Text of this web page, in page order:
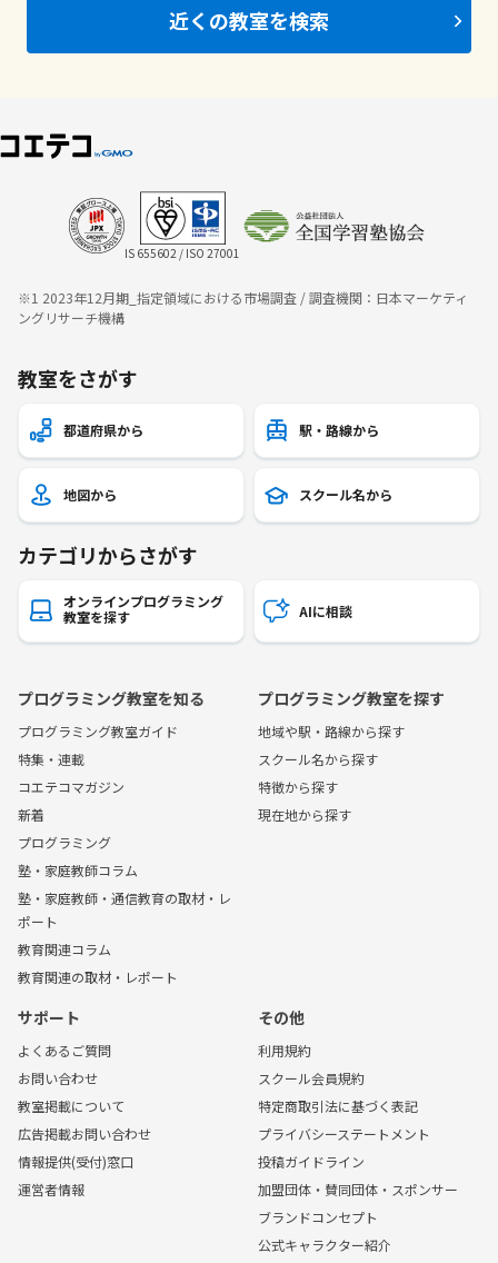
近くの教室を検索
IS 655602 / ISO 27001
※1 2023年12月期_指定領域における市場調査 / 調査機関：日本マーケティ
ングリサーチ機構
教室をさがす
都道府県から 駅・路線から
地図から スクール名から
カテゴリからさがす
オンラインプログラミング
教室を探す
AIに相談
プログラミング教室を知る
プログラミング教室ガイド
特集・連載
コエテコマガジン
新着
プログラミング
塾・家庭教師コラム
塾・家庭教師・通信教育の取材・レ
ポート
教育関連コラム
教育関連の取材・レポート
プログラミング教室を探す
地域や駅・路線から探す
スクール名から探す
特徴から探す
現在地から探す
サポート
よくあるご質問
お問い合わせ
教室掲載について
広告掲載お問い合わせ
情報提供(受付)窓口
運営者情報
その他
利用規約
スクール会員規約
特定商取引法に基づく表記
プライバシーステートメント
投稿ガイドライン
加盟団体・賛同団体・スポンサー
ブランドコンセプト
公式キャラクター紹介